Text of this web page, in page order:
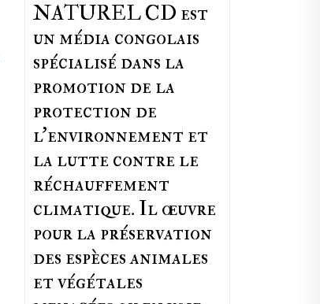
NATUREL CD est
un média congolais
spécialisé dans la
promotion de la
protection de
l’environnement et
la lutte contre le
réchauffement
climatique. Il œuvre
pour la préservation
des espèces animales
et végétales